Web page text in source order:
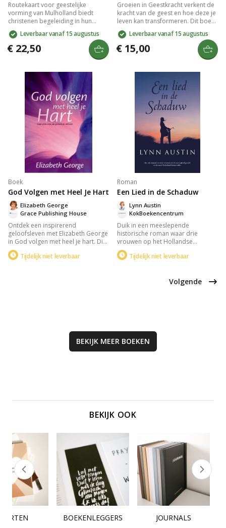
Routekaart voor geestelijke
vorming van Mulholland biedt
christenen begeleiding in hun
spirituele groei naar het evenbeeld
van Christus. Het boek benadrukt
het belang van gemeenschap,
persoonlijke oefening en Bijbelse
principes, met bijdragen van Ruth
verdieping. Ideaal voor elke stap in
je geloofsreis.
Leverbaar vanaf 15 augustus
€ 22,50
Groeien in Geestkracht verkent de
kracht van de geest en hoe deze je
leven kan transformeren. Dit boek
biedt inzichten en technieken om
geestelijke groei te stimuleren,
waardoor je meer innerlijke kracht
en veerkracht ontwikkelt. Met
praktische tips leer je hoe je jouw
leven. Ideaal voor iedereen die op
zoek is naar persoonlijke
ontwikkeling en spirituele
verdieping.
Leverbaar vanaf 15 augustus
€ 15,00
Boek
God Volgen met Heel Je Hart
Grace Publishing House
Elizabeth George
Ontdek een inspirerend
geloofsleven met Elizabeth George
in God volgen met heel je hart. Dit
boek biedt persoonlijke verhalen,
bijbelse waarheden en praktische
Tijdelijk niet leverbaar
Roman
Een Lied in de Schaduw
KokBoekencentrum
Lynn Austin
Duik in een meeslepende
historische roman waar drie
vrouwen op het Hollandse
platteland en in Leiden elkaar
treffen tijdens de oorlog. Lena
aansluit. De gevluchte Joodse
Tijdelijk niet leverbaar
Volgende
BEKIJK MEER BOEKEN
BEKIJK OOK
BOEKENLEGGERS JOURNALS